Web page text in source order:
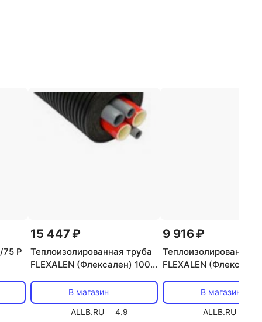
75 Р
15 447 ₽
Теплоизолированная труба
FLEXALEN (Флексален) 1000
В магазин
ALLB.RU
4.9
9 916 ₽
Теплоизолированная
FLEXALEN
В магазин
ALLB.RU